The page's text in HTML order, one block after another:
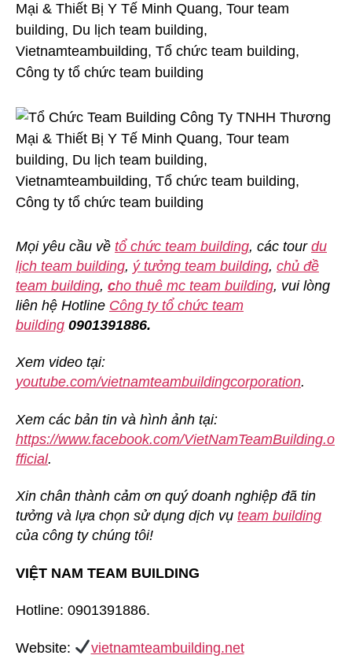
Mọi yêu cầu về tổ chức team building, các tour du
lịch team building, ý tưởng team building, chủ đề
team building, cho thuê mc team building, vui lòng
liên hệ Hotline Công ty tổ chức team
building 0901391886.
Xem video tại:
youtube.com/vietnamteambuildingcorporation.
Xem các bản tin và hình ảnh tại:
https://www.facebook.com/VietNamTeamBuilding.o
fficial.
Xin chân thành cảm ơn quý doanh nghiệp đã tin
tưởng và lựa chọn sử dụng dịch vụ team building
của công ty chúng tôi!
VIỆT NAM TEAM BUILDING
Hotline: 0901391886.
Website: vietnamteambuilding.net